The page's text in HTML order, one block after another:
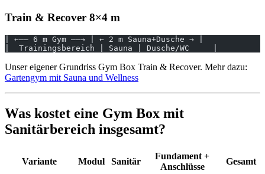
Train & Recover 8×4 m
| ←—— 6 m Gym ——→ | ← 2 m Sauna+Dusche → |
|  Trainingsbereich | Sauna | Dusche/WC     |
Unser eigener Grundriss Gym Box Train & Recover. Mehr dazu:
Gartengym mit Sauna und Wellness
Was kostet eine Gym Box mit
Sanitärbereich insgesamt?
Variante Modul Sanitär
Fundament +
Anschlüsse
Gesamt